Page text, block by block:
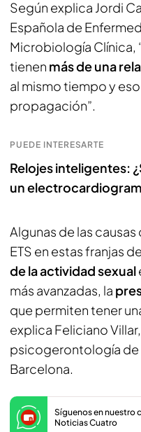
Según explica Jordi
Española de
Microbiología Clínica,
tienen más de una
al mismo tiempo y
propagación”.
PUEDE INTERESARTE
Relojes inteligentes:
un
Algunas de las
ETS en estas franjas
de la actividad sexual
más avanzadas, la
que permiten tener
explica Feliciano
psicogerontología de
Barcelona.
Síguenos en nuestro
Noticias Cuatro